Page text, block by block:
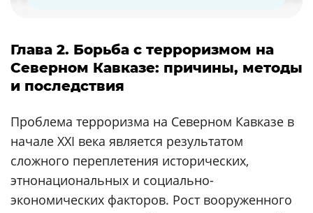
Глава 2. Борьба с терроризмом на
Северном Кавказе: причины, методы
и последствия
Проблема терроризма на Северном Кавказе в
начале XXI века является результатом
сложного переплетения исторических,
этнонациональных и социально-
экономических факторов. Рост вооруженного